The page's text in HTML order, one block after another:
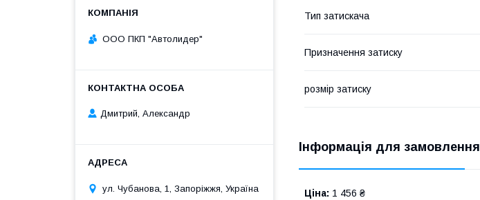
Тип затискача
Призначення затиску
розмір затиску
Інформація для замовлення
Ціна: 1 456 ₴
ООО ПКП "Автолидер"
Дмитрий, Александр
ул. Чубанова, 1, Запоріжжя, Україна